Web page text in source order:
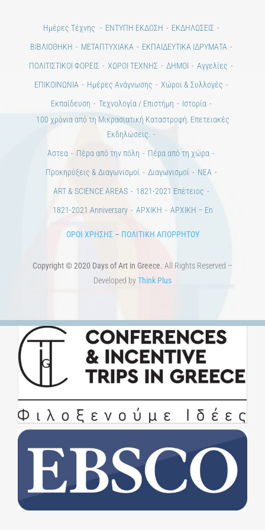
Ημέρες Τέχνης ΕΝΤΥΠΗ ΕΚΔΟΣΗ
ΕΚΔΗΛΩΣΕΙΣ
ΒΙΒΛΙΟΘΗΚΗ
ΜΕΤΑΠΤΥΧΙΑΚΑ
ΕΚΠΑΙΔΕΥΤΙΚΑ ΙΔΡΥΜΑΤΑ
ΠΟΛΙΤΙΣΤΙΚΟΙ ΦΟΡΕΙΣ
ΧΩΡΟΙ ΤΕΧΝΗΣ ΔΗΜΟΙ
Αγγελίες
ΕΠΙΚΟΙΝΩΝΙΑ
Ημέρες Ανάγνωσης
Χώροι & Συλλογές
Εκπαίδευση
Τεχνολογία / Επιστήμη
Ιστορία
100 χρόνια από τη Μικρασιατική Καταστροφή. Επετειακές
Εκδηλώσεις.
Άστεα
Πέρα από την πόλη
Πέρα από τη χώρα
Προκηρύξεις & Διαγωνισμοί
Διαγωνισμοί
ΝΕΑ
ART & SCIENCE AREAS
1821-2021 Επέτειος
1821-2021 Anniversary
ΑΡΧΙΚΗ ΑΡΧΙΚΗ – En
ΟΡΟΙ ΧΡΗΣΗΣ– ΠΟΛΙΤΙΚΗ ΑΠΟΡΡΗΤΟΥ
Copyright © 2020 Days of Art in Greece.
All Rights Reserved –
Developed by Think Plus